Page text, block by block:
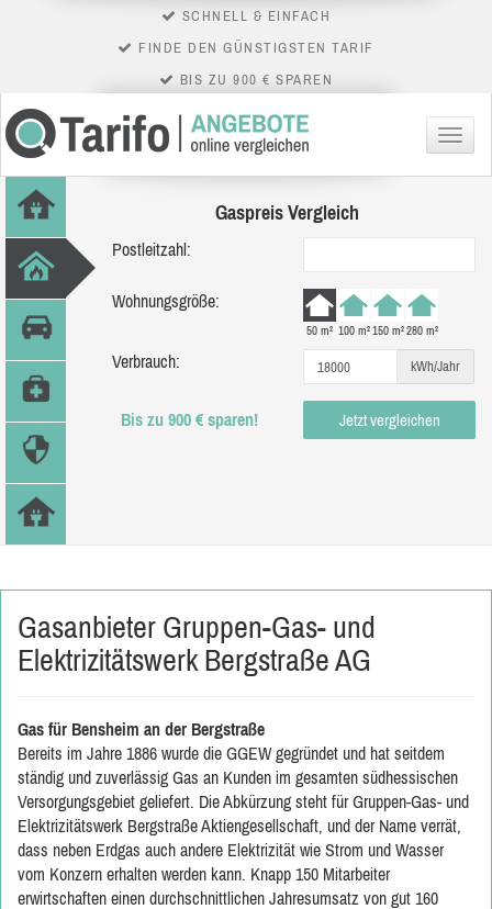
SCHNELL & EINFACH
FINDE DEN GÜNSTIGSTEN TARIF
BIS ZU 900 € SPAREN
Menü
Gaspreis Vergleich
Postleitzahl:
Wohnungsgröße:
50 m² 100 m²150 m²280 m²
Verbrauch: kWh/Jahr
Bis zu 900 € sparen! Jetzt vergleichen
Gasanbieter Gruppen-Gas- und
Elektrizitätswerk Bergstraße AG
Gas für Bensheim an der Bergstraße
Bereits im Jahre 1886 wurde die GGEW gegründet und hat seitdem
ständig und zuverlässig Gas an Kunden im gesamten südhessischen
Versorgungsgebiet geliefert. Die Abkürzung steht für Gruppen-Gas- und
Elektrizitätswerk Bergstraße Aktiengesellschaft, und der Name verrät,
dass neben Erdgas auch andere Elektrizität wie Strom und Wasser
vom Konzern erhalten werden kann. Knapp 150 Mitarbeiter
erwirtschaften einen durchschnittlichen Jahresumsatz von gut 160